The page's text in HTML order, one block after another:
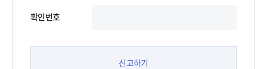
확인번호
신고하기